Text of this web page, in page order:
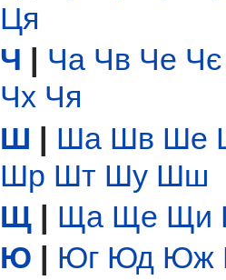
Ця
Ч
Ча Чв Че Чє
Чх Чя
Ш | Ша Шв Ше
Шр Шт Шу Шш
Щ | Ща Ще Щи
Ю | Юг Юд Юж